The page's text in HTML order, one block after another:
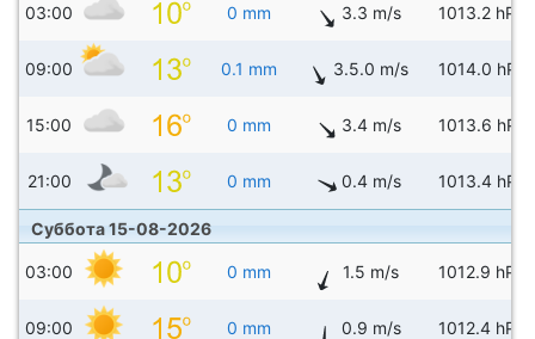
03:00 0 mm 3.3 m/s 1013.2 hPa
09:00 0.1 mm 3.5.0 m/s 1014.0 hPa
15:00 0 mm 3.4 m/s 1013.6 hPa
21:00 0 mm 0.4 m/s 1013.4 hPa
Суббота 15-08-2026
03:00 0 mm 1.5 m/s 1012.9 hPa
09:00 0 mm 0.9 m/s 1012.4 hPa